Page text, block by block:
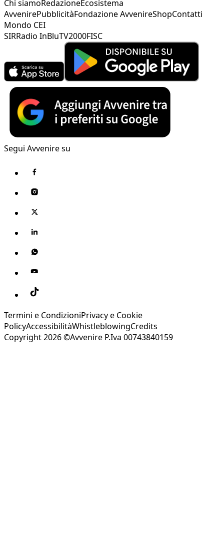
Chi siamoRedazioneEcosistema
AvvenirePubblicitàFondazione AvvenireShopContatti
Mondo CEI
SIRRadio InBluTV2000FISC
Segui Avvenire su
Termini e CondizioniPrivacy e Cookie
PolicyAccessibilitàWhistleblowingCredits
Copyright 2026 ©Avvenire P.Iva 00743840159